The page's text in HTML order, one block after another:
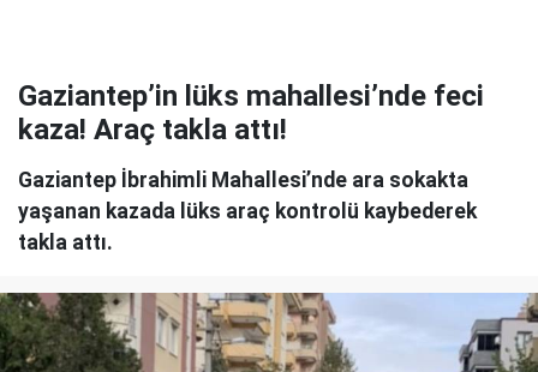
Gaziantep’in lüks mahallesi’nde feci
kaza! Araç takla attı!
Gaziantep İbrahimli Mahallesi’nde ara sokakta
yaşanan kazada lüks araç kontrolü kaybederek
takla attı.